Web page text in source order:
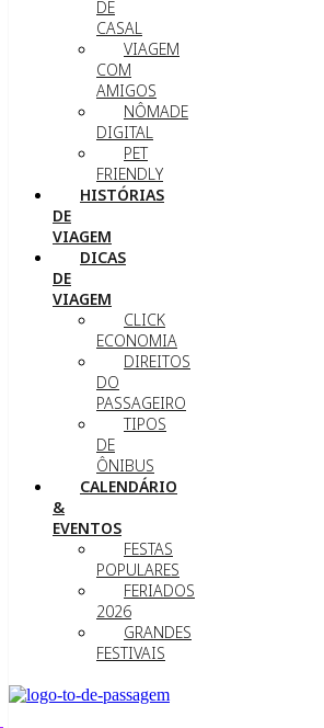
DE
CASAL
VIAGEM
COM
AMIGOS
NÔMADE
DIGITAL
PET
FRIENDLY
HISTÓRIAS
DE
VIAGEM
DICAS
DE
VIAGEM
CLICK
ECONOMIA
DIREITOS
DO
PASSAGEIRO
TIPOS
DE
ÔNIBUS
CALENDÁRIO
&
EVENTOS
FESTAS
POPULARES
FERIADOS
2026
GRANDES
FESTIVAIS